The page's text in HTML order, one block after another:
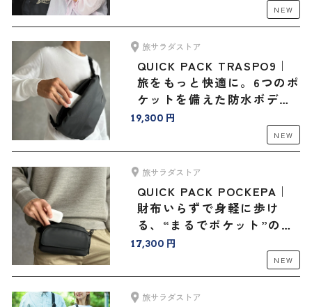
NEW
旅サラダストア
QUICK PACK TRASPO9｜
旅をもっと快適に。6つのポ
ケットを備えた防水ボディ
バッグ
19,300 円
NEW
旅サラダストア
QUICK PACK POCKEPA｜
財布いらずで身軽に歩け
る、“まるでポケット”のよ
うなバッグ
17,300 円
NEW
旅サラダストア